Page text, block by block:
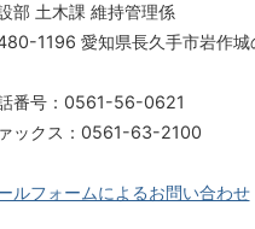
部 土木課 維持管理係
1196 愛知県長久手市岩作城
番号：0561-56-0621
ックス：0561-63-2100
ルフォームによるお問い合わせ